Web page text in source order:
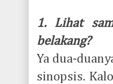
1. Lihat
belakang?
Ya dua-
sinopsis.